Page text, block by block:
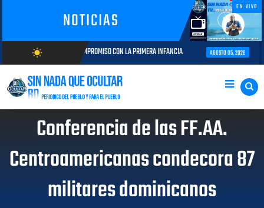
NOTICIAS
EN VIVO
wb_sunny
AGOSTO/8/2026
Y COMPROMISO CON LA PRIMERA INFANCIA AGOSTO 05, 2026 Autoridades del
Conferencia de las FF.AA.
Centroamericanas condecora 87
militares dominicanos